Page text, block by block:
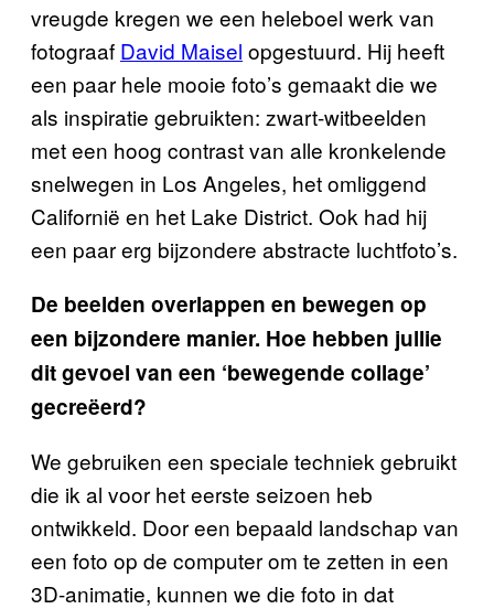
vreugde kregen we een heleboel werk van
fotograaf David Maisel opgestuurd. Hij heeft
een paar hele mooie foto’s gemaakt die we
als inspiratie gebruikten: zwart-witbeelden
met een hoog contrast van alle kronkelende
snelwegen in Los Angeles, het omliggend
Californië en het Lake District. Ook had hij
een paar erg bijzondere abstracte luchtfoto’s.
De beelden overlappen en bewegen op
een bijzondere manier. Hoe hebben jullie
dit gevoel van een ‘bewegende collage’
gecreëerd?
We gebruiken een speciale techniek gebruikt
die ik al voor het eerste seizoen heb
ontwikkeld. Door een bepaald landschap van
een foto op de computer om te zetten in een
3D-animatie, kunnen we die foto in dat